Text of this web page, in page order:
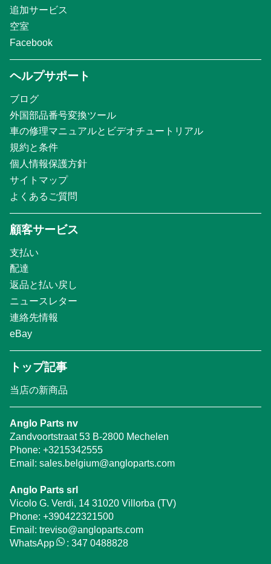
追加サービス
空室
Facebook
ヘルプサポート
ブログ
外国部品番号変換ツール
車の修理マニュアルとビデオチュートリアル
規約と条件
個人情報保護方針
サイトマップ
よくあるご質問
顧客サービス
支払い
配達
返品と払い戻し
ニュースレター
連絡先情報
eBay
トップ記事
当店の新商品
Anglo Parts nv
Zandvoortstraat 53 B-2800 Mechelen
Phone: +3215342555
Email: sales.belgium@angloparts.com
Anglo Parts srl
Vicolo G. Verdi, 14 31020 Villorba (TV)
Phone: +390422321500
Email: treviso@angloparts.com
WhatsApp
: 347 0488828